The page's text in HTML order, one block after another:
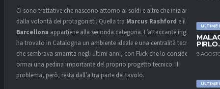
ULTIME
9
ULTIME
Ci sono trattative che nascono attorno ai soldi e altre che iniziano
dalla volontà dei protagonisti. Quella tra Marcus Rashford e il
Barcellona appartiene alla seconda categoria. L’attaccante inglese
ha trovato in Catalogna un ambiente ideale e una centralità tecnica
che sembrava smarrita negli ultimi anni, con Flick che lo considera
ormai una pedina importante del proprio progetto tecnico. Il
problema, però, resta dall’altra parte del tavolo.